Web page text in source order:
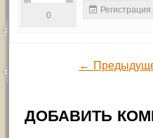
0
←
ДОБАВИТЬ